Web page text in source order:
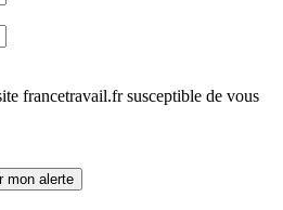
francetravail.fr susceptible de vous
mon alerte